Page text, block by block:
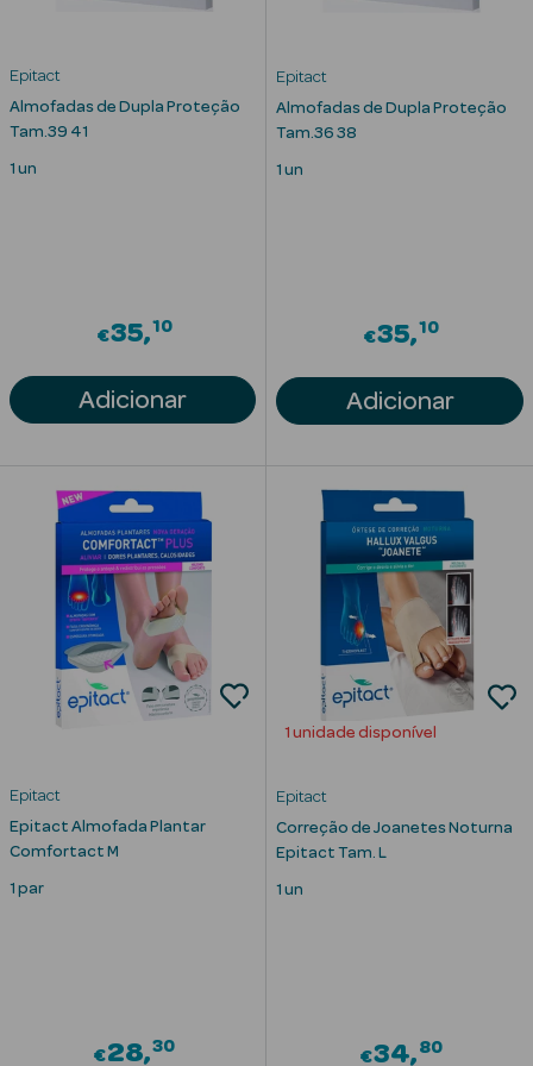
Perfumes
Epitact
Almofadas de Dupla Proteção
Tam.39 41
1 un
€35 10
Adicionar
Epitact
Almofadas de Dupla Proteção
Tam.36 38
1 un
€35 10
Adicionar
Epitact
Epitact Almofada Plantar
Comfortact M
1 par
€28 30
1 unidade disponível
Epitact
Correção de Joanetes Noturna
Epitact Tam. L
1 un
€34 80